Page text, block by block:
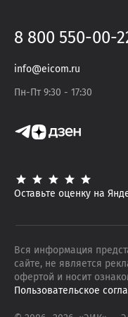
8 800 550-00-
info@eicom.ru
Пн-Пт 9:30 - 17:30
Оставьте оценку на
Вся информация
сайте, не является
офертой и носит
Пользовательское